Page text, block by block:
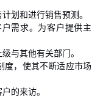
和进行销售预测。
需求。为客户提供主
与其他有关部门。
，使其不断适应市场
的来访。